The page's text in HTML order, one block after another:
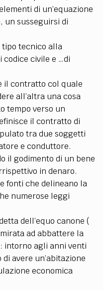
di un’equazione
un susseguirsi di
tipo tecnico alla
codice civile e …di
il contratto col quale
all’altra una cosa
tempo verso un
il contratto di
tra due soggetti
e conduttore.
il godimento di un bene
in denaro.
fonti che delineano la
numerose leggi
dell’equo canone (
mirata ad abbattere la
intorno agli anni venti
avere un’abitazione
economica